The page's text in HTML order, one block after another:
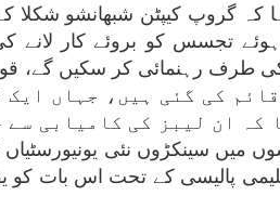
کہ گروپ کیپٹن شبھانشو
تجسس کو بروئے کار لانے
کی گئی ہیں، جہاں
میں سینکڑوں نئی
پالیسی کے تحت اس بات کو